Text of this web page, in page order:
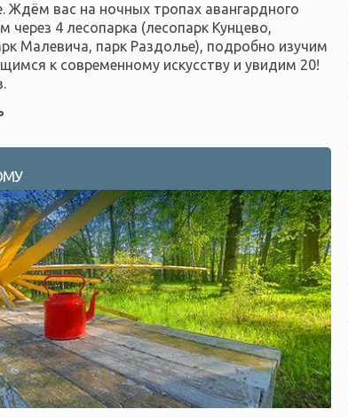
Ждём вас на ночных тропах авангардного
через 4 лесопарка (лесопарк Кунцево,
Малевича, парк Раздолье), подробно изучим
к современному искусству и увидим 20!